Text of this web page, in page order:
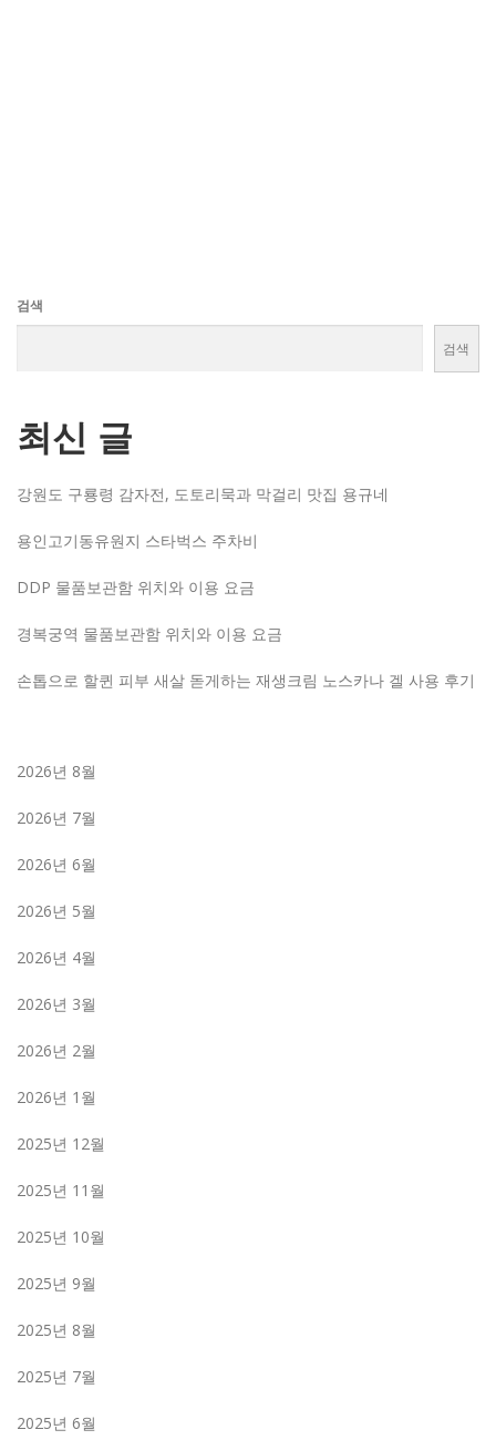
검색
검색
최신 글
강원도 구룡령 감자전, 도토리묵과 막걸리 맛집 용규네
용인고기동유원지 스타벅스 주차비
DDP 물품보관함 위치와 이용 요금
경복궁역 물품보관함 위치와 이용 요금
손톱으로 할퀸 피부 새살 돋게하는 재생크림 노스카나 겔 사용 후기
2026년 8월
2026년 7월
2026년 6월
2026년 5월
2026년 4월
2026년 3월
2026년 2월
2026년 1월
2025년 12월
2025년 11월
2025년 10월
2025년 9월
2025년 8월
2025년 7월
2025년 6월